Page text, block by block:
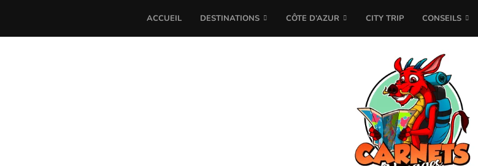
ACCUEIL DESTINATIONS CÔTE D’AZUR CITY TRIP CONSEILS